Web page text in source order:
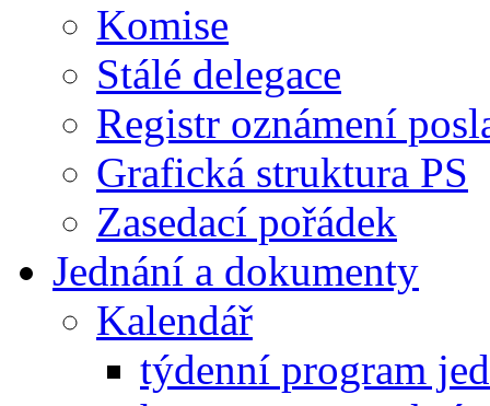
Komise
Stálé delegace
Registr oznámení
Grafická struktura PS
Zasedací pořádek
Jednání a dokumenty
Kalendář
týdenní program